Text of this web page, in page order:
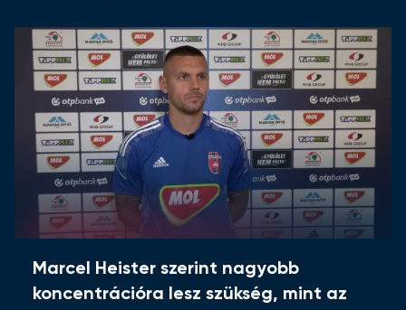
Marcel Heister szerint nagyobb
koncentrációra lesz szükség, mint az